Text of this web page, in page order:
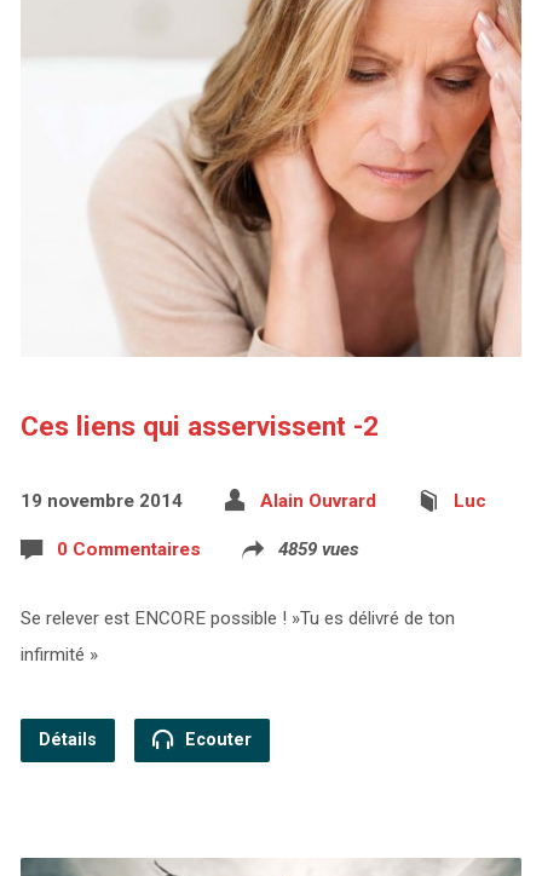
Ces liens qui asservissent -2
19 novembre 2014 Alain Ouvrard Luc
0 Commentaires 4859 vues
Se relever est ENCORE possible ! »Tu es délivré de ton
infirmité »
Détails Ecouter